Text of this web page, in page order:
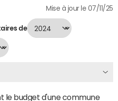
Mise à jour le 07/11/25
de
le budget d'une commune